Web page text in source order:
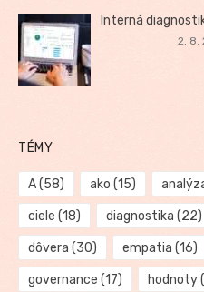
Interná
2. 8.
TÉMY
A(58) ako (15)
ciele (18) diagnostika (22)
dôvera (30) empatia (16)
governance (17) hodnoty